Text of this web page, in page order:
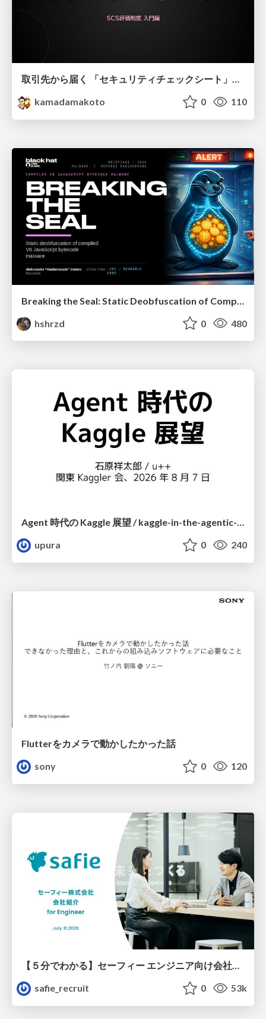
取引先から届く 「セキュリティチェックシート」の読み解き方
kamadamakoto
0 110
hshrzd
0 480
Agent 時代の Kaggle 展望 / kaggle-in-the-agentic-era
upura
0 240
Flutterをカメラで動かしたかった話
sony
0 120
safie_recruit
0 53k